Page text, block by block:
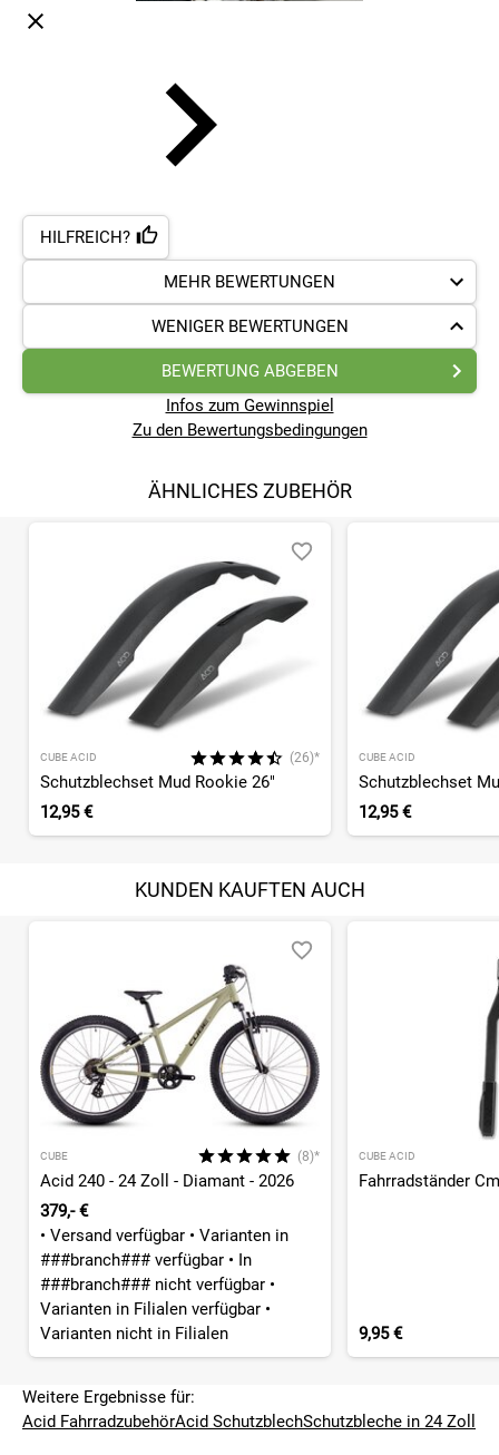
HILFREICH?
MEHR BEWERTUNGEN
WENIGER BEWERTUNGEN
BEWERTUNG ABGEBEN
Infos zum Gewinnspiel
Zu den Bewertungsbedingungen
ÄHNLICHES ZUBEHÖR
CUBE ACID (26)*
Schutzblechset Mud Rookie 26"
12,95 €
CUBE ACID
Schutzblechset
12,95 €
KUNDEN KAUFTEN AUCH
CUBE (8)*
Acid 240 - 24 Zoll - Diamant - 2026
379,- €
• Versand verfügbar • Varianten in
###branch### verfügbar • In
###branch### nicht verfügbar •
Varianten in Filialen verfügbar •
Varianten nicht in Filialen
CUBE ACID
Fahrradständer
9,95 €
Weitere Ergebnisse für:
Acid FahrradzubehörAcid SchutzblechSchutzbleche in 24 Zoll